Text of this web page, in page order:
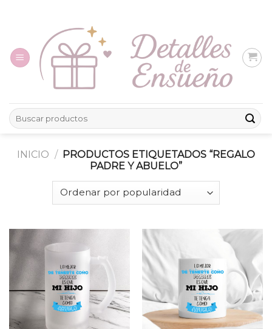
Buscar
por:
INICIO / PRODUCTOS ETIQUETADOS “REGALO
PADRE Y ABUELO”